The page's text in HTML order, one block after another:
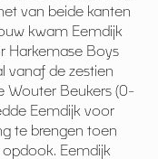
van beide kanten
kwam Eemdijk
Harkemase Boys
vanaf de zestien
Wouter Beukers (0-
Eemdijk voor
te brengen toen
Eemdijk